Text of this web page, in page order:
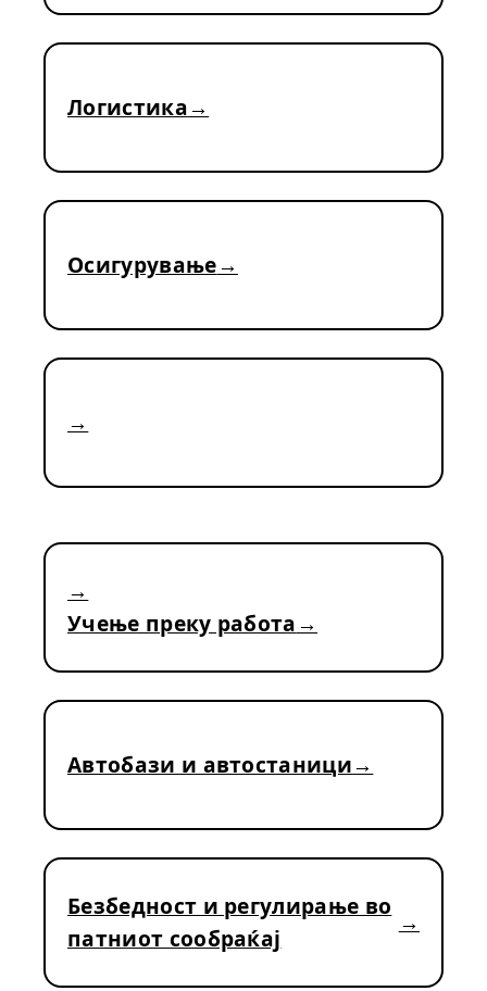
Логистика
Осигурување
Учење преку работа
Автобази и автостаници
Безбедност и регулирање во
патниот сообраќај